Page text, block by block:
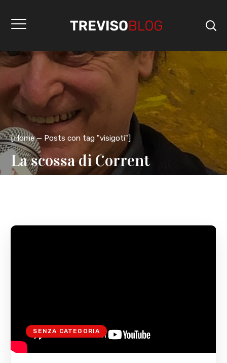
[Home Posts con tag "visigoti"]
La scossa di Corrent
SENZA CATEGORIA